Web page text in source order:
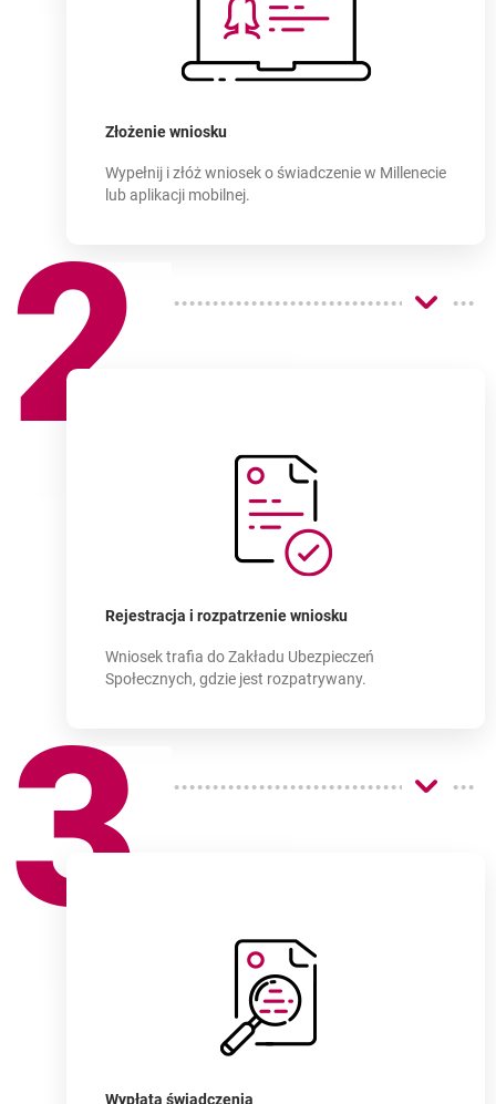
Jak wyglądaproces składania wniosku
Złożenie wniosku
Wypełnij i złóż wniosek o świadczenie w Millenecie
lub aplikacji mobilnej.
2
Jak wyglądaproces składania wniosku
Rejestracja i rozpatrzenie wniosku
Wniosek trafia do Zakładu Ubezpieczeń
Społecznych, gdzie jest rozpatrywany.
3
Jak wyglądaproces składania wniosku
Wypłata świadczenia